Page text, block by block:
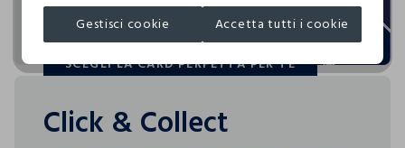
sorprese pensate solo per te tutto l'anno!
SCEGLI LA CARD PERFETTA PER TE
SCEGLI LA CARD PERFETTA PER TE
Click & Collect
Gestisci cookie Accetta tutti i cookie